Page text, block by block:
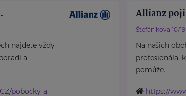
najdete vždy
a
pobocky-a-
Allianz
Štefánikova 10/19
Na našich
profesionála,
pomůže.
https://